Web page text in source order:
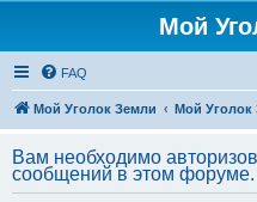
Мой
FAQ
Мой Уголок Земли Мой Уголок
Вам необходимо
сообщений в этом форуме.